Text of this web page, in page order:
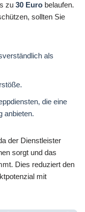
zu 30 Euro belaufen.
sollten Sie
als
die eine
anbieten.
der Dienstleister
sorgt und das
Dies reduziert den
mit